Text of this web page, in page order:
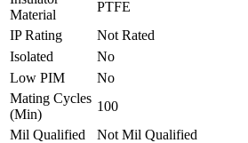
Material
PTFE
IP Rating
Not Rated
Isolated
No
Low PIM
No
Mating Cycles
(Min)
100
Mil Qualified
Not Mil Qualified